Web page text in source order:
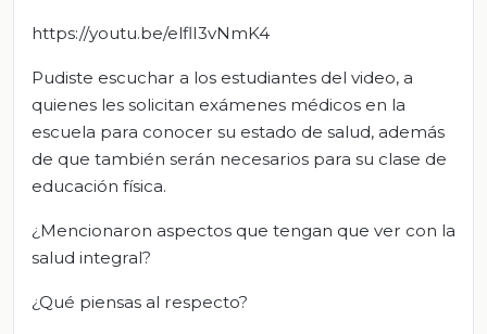
https://youtu.be/elflI3vNmK4
Pudiste escuchar a los estudiantes del video, a
quienes les solicitan exámenes médicos en la
escuela para conocer su estado de salud, además
de que también serán necesarios para su clase de
educación física.
¿Mencionaron aspectos que tengan que ver con la
salud integral?
¿Qué piensas al respecto?